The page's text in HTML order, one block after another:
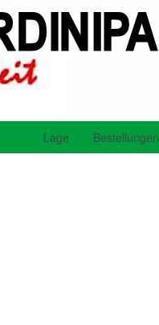
Bestellungen
Lage